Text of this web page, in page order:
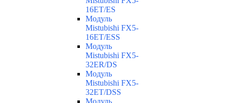
16ET/ES
Модуль
Mistubishi FX5-
16ET/ESS
Модуль
Mistubishi FX5-
32ER/DS
Модуль
Mistubishi FX5-
32ET/DSS